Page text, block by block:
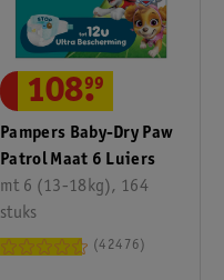
Pampers Baby-Dry Paw
Patrol Maat 6 Luiers
mt 6 (13-18kg), 164
stuks
108.
99
42476